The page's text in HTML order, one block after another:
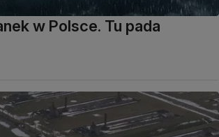
w Polsce. Tu pada